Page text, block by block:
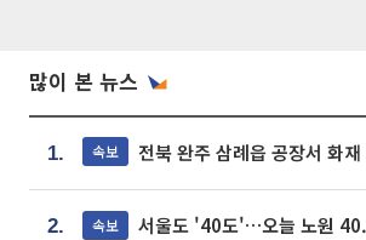
많이 본 뉴스
1. 속보 전북 완주 삼례읍 공장서 화재
2. 속보 서울도 '40도'…오늘 노원